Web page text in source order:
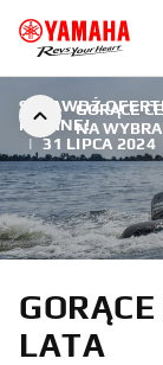
GORĄCE
NA
SPRAWDŹ
MARINE!
| 31 LIPCA 2024
LATA